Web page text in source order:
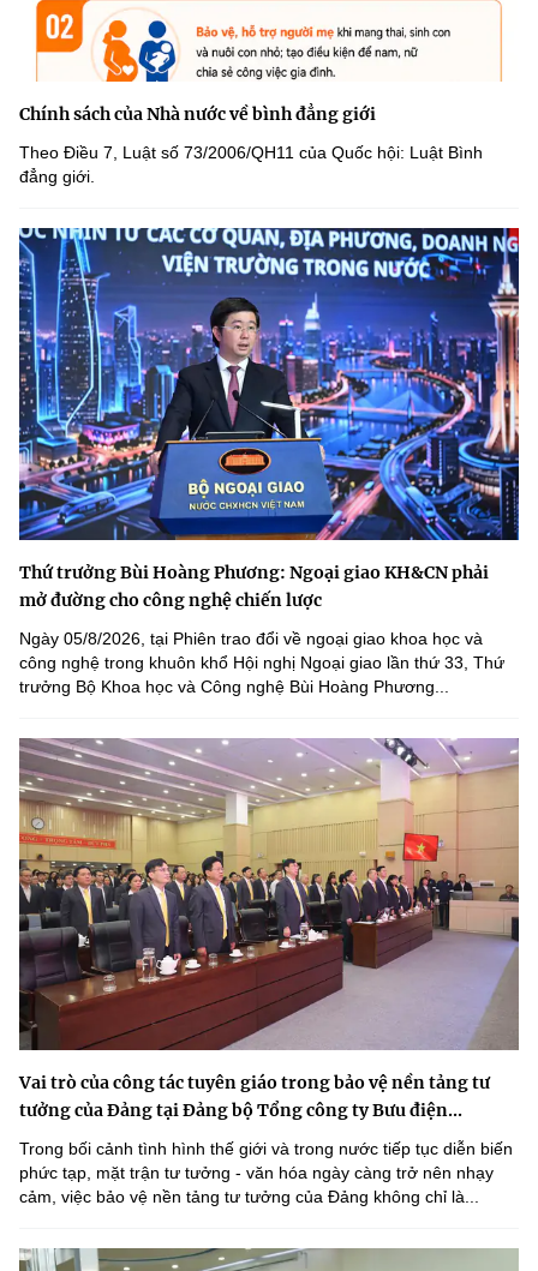
Chính sách của Nhà nước về bình đẳng giới
Theo Điều 7, Luật số 73/2006/QH11 của Quốc hội: Luật Bình
đẳng giới.
Thứ trưởng Bùi Hoàng Phương: Ngoại giao KH&CN phải
mở đường cho công nghệ chiến lược
Ngày 05/8/2026, tại Phiên trao đổi về ngoại giao khoa học và
công nghệ trong khuôn khổ Hội nghị Ngoại giao lần thứ 33, Thứ
trưởng Bộ Khoa học và Công nghệ Bùi Hoàng Phương...
Vai trò của công tác tuyên giáo trong bảo vệ nền tảng tư
tưởng của Đảng tại Đảng bộ Tổng công ty Bưu điện...
Trong bối cảnh tình hình thế giới và trong nước tiếp tục diễn biến
phức tạp, mặt trận tư tưởng - văn hóa ngày càng trở nên nhạy
cảm, việc bảo vệ nền tảng tư tưởng của Đảng không chỉ là...